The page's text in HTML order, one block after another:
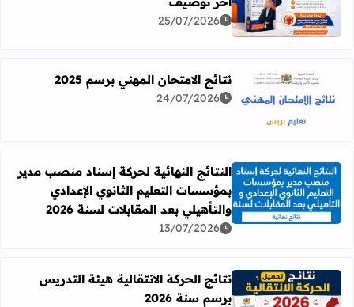
اقرأ المزيد عن دورة تكوينية شاملة في علوم التربية
25/07/2026
اقرأ المزيد عن نتائج الامتحان المهني برسم 2025
نتائج الامتحان المهني برسم 2025
24/07/2026
اقرأ المزيد عن النتائج النهائية لحركة إسناد منصب مدير
النتائج النهائية لحركة إسناد منصب مدير
بمؤسسات التعليم الثانوي الإعدادي
والتأهيلي بعد المقابلات لسنة 2026
13/07/2026
نتائج الحركة الانتقالية هيئة التدريس
برسم سنة 2026